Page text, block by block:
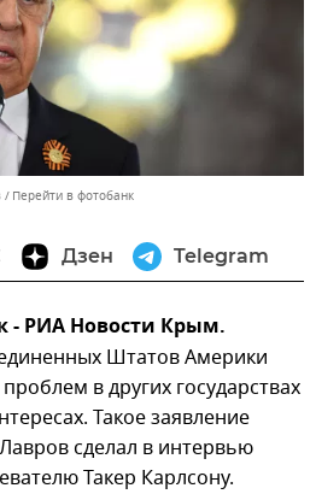
Перейти в фотобанк
Дзен Telegram
РИА Новости Крым.
Штатов Америки
в других государствах
Такое заявление
сделал в интервью
Такер Карлсону.